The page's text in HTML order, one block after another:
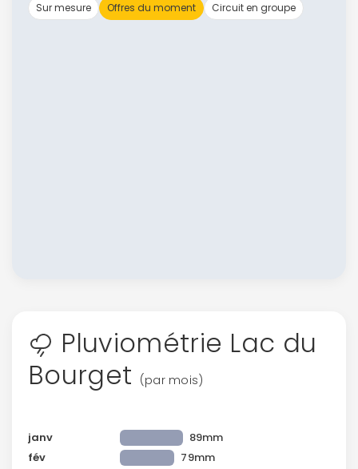
Sur mesure Offres du moment Circuit en groupe
Pluviométrie Lac du
Bourget (par mois)
janv
89mm
fév
79mm